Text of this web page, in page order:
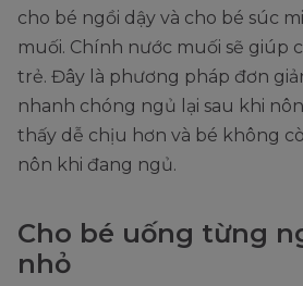
cho bé ngồi dậy và cho bé súc
muối. Chính nước muối sẽ giúp
trẻ. Đây là phương pháp đơn
nhanh chóng ngủ lại sau khi
thấy dễ chịu hơn và bé không
nôn khi đang ngủ.
Cho bé uống từng
nhỏ